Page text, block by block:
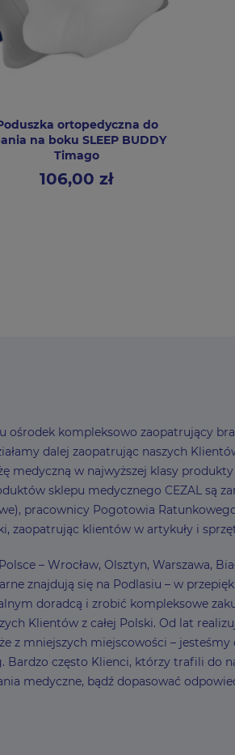
ortopedyczna do
na boku SLEEP BUDDY
Timago
Cena
106,00 zł
ośrodek kompleksowo zaopatrujący
dalej zaopatrując naszych
medyczną w najwyższej klasy
sklepu medycznego CEZAL są
pracownicy Pogotowia
zaopatrując klientów w artykuły i
– Wrocław, Olsztyn, Warszawa,
znajdują się na Podlasiu – w
doradcą i zrobić kompleksowe
Klientów z całej Polski. Od lat
z mniejszych miejscowości –
Bardzo często Klienci, którzy trafili
medyczne, bądź dopasować